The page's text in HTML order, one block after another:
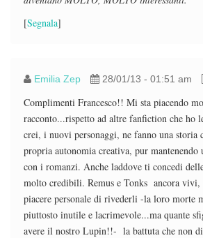
[Segnala]
Emilia Zep 28/01/13 - 01:51 am
Complimenti Francesco!! Mi sta piacendo
racconto...rispetto ad altre fanfiction che ho
crei, i nuovi personaggi, ne fanno una storia
propria autonomia creativa, pur mantenendo
con i romanzi. Anche laddove ti concedi
molto credibili. Remus e Tonks ancora vivi,
piacere personale di rivederli -la loro morte
piuttosto inutile e lacrimevole...ma quante
avere il nostro Lupin!!- la battuta che non